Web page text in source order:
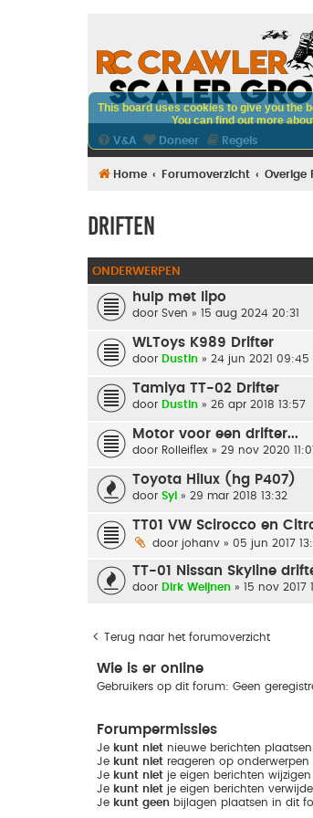
V&A Doneer Regels
Home Forumoverzicht Overige
Driften
ONDERWERPEN
hulp met lipo
door Sven » 15 aug 2024 20:31
WLToys K989 Drifter
door Dustin » 24 jun 2021 09:45
Tamiya TT-02 Drifter
door Dustin » 26 apr 2018 13:57
Motor voor een drifter...
door Rolleiflex » 29 nov 2020
Toyota Hilux (hg P407)
door Syl » 29 mar 2018 13:32
TT01 VW Scirocco en
door johanv » 05 jun 2017
TT-01 Nissan Skyline
door Dirk Weijnen » 15 nov 2017
Terug naar het forumoverzicht
Wie is er online
Gebruikers op dit forum: Geen
Forumpermissies
Je kunt niet nieuwe berichten
Je kunt niet reageren op
Je kunt niet je eigen berichten
Je kunt niet je eigen berichten
Je kunt geen bijlagen plaatsen in dit
This board uses cookies to give you the
You can find out more